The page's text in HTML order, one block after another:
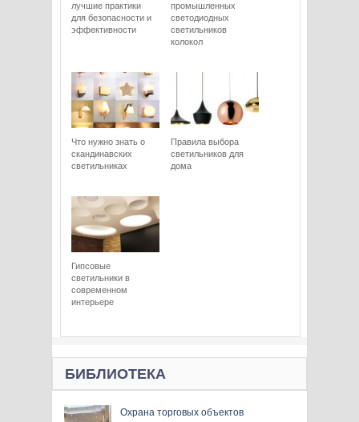
лучшие практики
для безопасности и
эффективности
промышленных
светодиодных
светильников
колокол
Что нужно знать о
скандинавских
светильниках
Правила выбора
светильников для
дома
Гипсовые
светильники в
современном
интерьере
БИБЛИОТЕКА
Охрана торговых объектов